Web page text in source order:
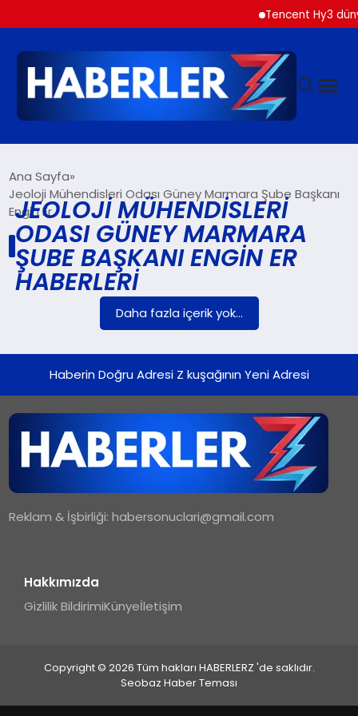
Tencent Hy3
SIYASET
DÜNYA
SPOR
MAGAZIN
Ana Sayfa
Jeoloji Mühendisleri Odası Güney Marmara Şube Başkanı
Engin Er
JEOLOJI MÜHENDISLERI
ODASI GÜNEY MARMARA
ŞUBE BAŞKANI ENGIN ER
HABERLERI
Daha fazla içerik yok...
Haberin Doğru Adresi Z kuşağının Yeni Adresi
Reklam & İşbirliği:habersonuclari@gmail.com
Hakkımızda
Gizlilik BildirimiKünyeİletişim
Copyright © 2026 Tüm hakları HABERLERZ 'de saklıdır.
Seobaz Haber Teması